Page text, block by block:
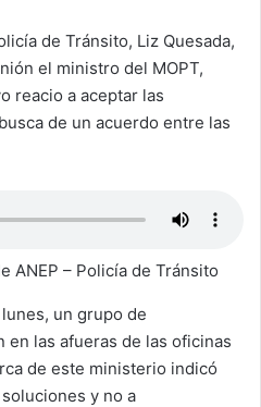
de Tránsito, Liz Quesada,
el ministro del MOPT,
reacio a aceptar las
de un acuerdo entre las
ANEP – Policía de Tránsito
un grupo de
las afueras de las oficinas
de este ministerio indicó
y no a